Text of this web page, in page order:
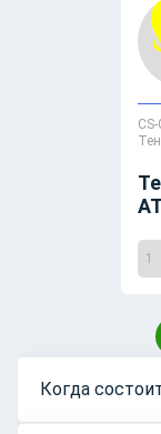
CS-
vs
1
Когда